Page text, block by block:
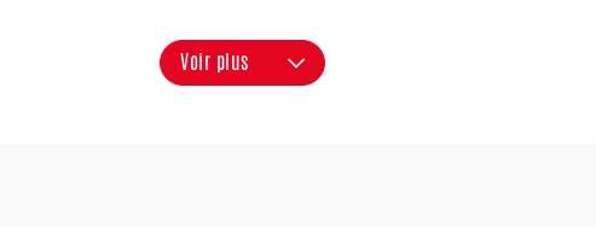
Voir plus